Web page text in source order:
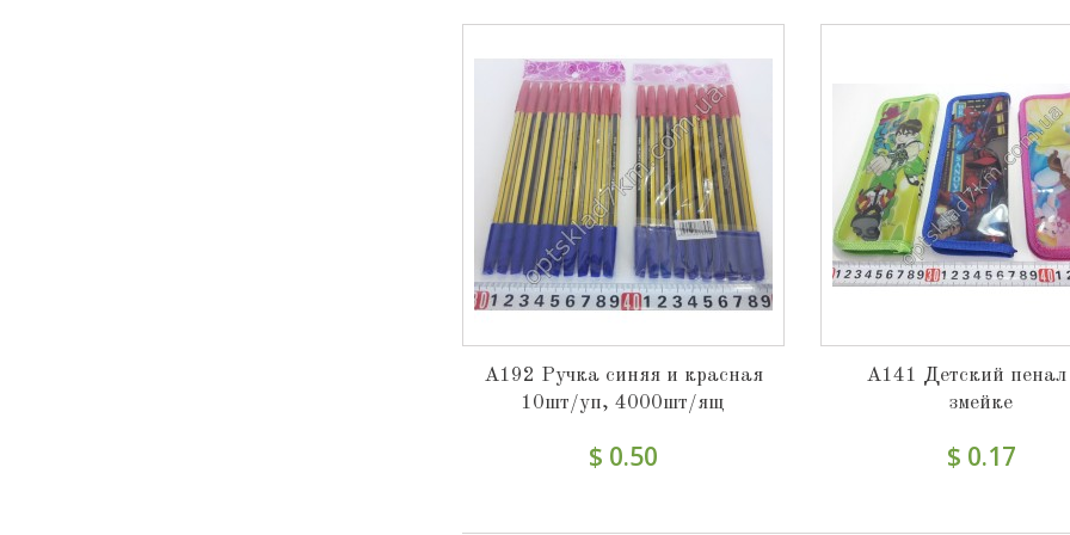
A192 Ручка синяя и красная
10шт/уп, 4000шт/ящ
$ 0.50
A141 Детский
змейке
$ 0.17